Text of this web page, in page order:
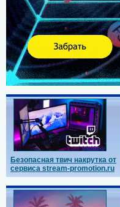
Безопасная твич накрутка от
сервиса stream-promotion.ru